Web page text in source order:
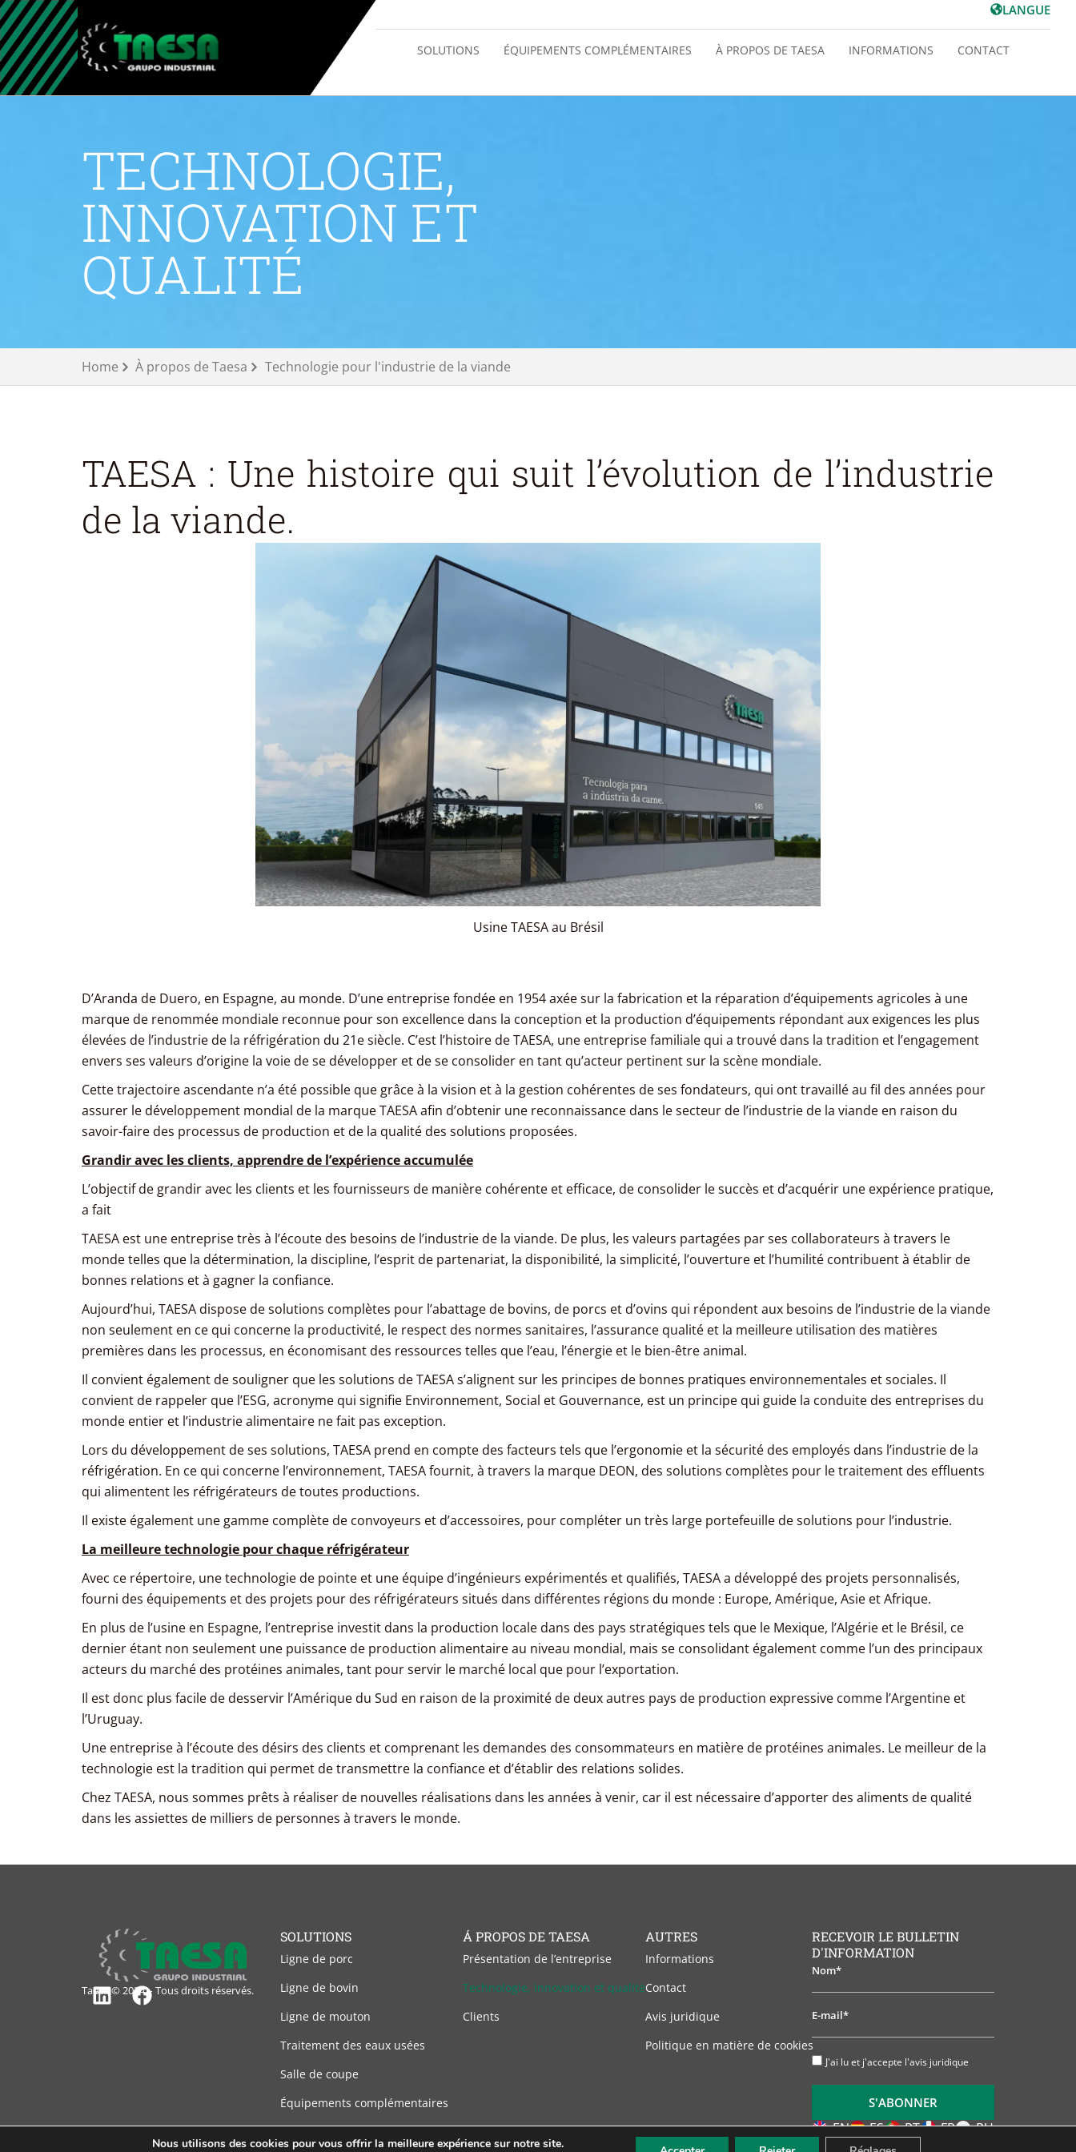
Aller
au
contenu
LANGUE
SOLUTIONS ÉQUIPEMENTS COMPLÉMENTAIRES À PROPOS DE TAESA INFORMATIONS CONTACT
TECHNOLOGIE,
INNOVATION ET
QUALITÉ
Home À propos de Taesa Technologie pour l'industrie de la viande
TAESA : Une histoire qui suit l’évolution de l’industrie
de la viande.
Usine TAESA au Brésil
D’Aranda de Duero, en Espagne, au monde. D’une entreprise fondée en 1954 axée sur la fabrication et la réparation d’équipements agricoles à une
marque de renommée mondiale reconnue pour son excellence dans la conception et la production d’équipements répondant aux exigences les plus
élevées de l’industrie de la réfrigération du 21e siècle. C’est l’histoire de TAESA, une entreprise familiale qui a trouvé dans la tradition et l’engagement
envers ses valeurs d’origine la voie de se développer et de se consolider en tant qu’acteur pertinent sur la scène mondiale.
Cette trajectoire ascendante n’a été possible que grâce à la vision et à la gestion cohérentes de ses fondateurs, qui ont travaillé au fil des années pour
assurer le développement mondial de la marque TAESA afin d’obtenir une reconnaissance dans le secteur de l’industrie de la viande en raison du
savoir-faire des processus de production et de la qualité des solutions proposées.
Grandir avec les clients, apprendre de l’expérience accumulée
L’objectif de grandir avec les clients et les fournisseurs de manière cohérente et efficace, de consolider le succès et d’acquérir une expérience pratique,
a fait
TAESA est une entreprise très à l’écoute des besoins de l’industrie de la viande. De plus, les valeurs partagées par ses collaborateurs à travers le
monde telles que la détermination, la discipline, l’esprit de partenariat, la disponibilité, la simplicité, l’ouverture et l’humilité contribuent à établir de
bonnes relations et à gagner la confiance.
Aujourd’hui, TAESA dispose de solutions complètes pour l’abattage de bovins, de porcs et d’ovins qui répondent aux besoins de l’industrie de la viande
non seulement en ce qui concerne la productivité, le respect des normes sanitaires, l’assurance qualité et la meilleure utilisation des matières
premières dans les processus, en économisant des ressources telles que l’eau, l’énergie et le bien-être animal.
Il convient également de souligner que les solutions de TAESA s’alignent sur les principes de bonnes pratiques environnementales et sociales. Il
convient de rappeler que l’ESG, acronyme qui signifie Environnement, Social et Gouvernance, est un principe qui guide la conduite des entreprises du
monde entier et l’industrie alimentaire ne fait pas exception.
Lors du développement de ses solutions, TAESA prend en compte des facteurs tels que l’ergonomie et la sécurité des employés dans l’industrie de la
réfrigération. En ce qui concerne l’environnement, TAESA fournit, à travers la marque DEON, des solutions complètes pour le traitement des effluents
qui alimentent les réfrigérateurs de toutes productions.
Il existe également une gamme complète de convoyeurs et d’accessoires, pour compléter un très large portefeuille de solutions pour l’industrie.
La meilleure technologie pour chaque réfrigérateur
Avec ce répertoire, une technologie de pointe et une équipe d’ingénieurs expérimentés et qualifiés, TAESA a développé des projets personnalisés,
fourni des équipements et des projets pour des réfrigérateurs situés dans différentes régions du monde : Europe, Amérique, Asie et Afrique.
En plus de l’usine en Espagne, l’entreprise investit dans la production locale dans des pays stratégiques tels que le Mexique, l’Algérie et le Brésil, ce
dernier étant non seulement une puissance de production alimentaire au niveau mondial, mais se consolidant également comme l’un des principaux
acteurs du marché des protéines animales, tant pour servir le marché local que pour l’exportation.
Il est donc plus facile de desservir l’Amérique du Sud en raison de la proximité de deux autres pays de production expressive comme l’Argentine et
l’Uruguay.
Une entreprise à l’écoute des désirs des clients et comprenant les demandes des consommateurs en matière de protéines animales. Le meilleur de la
technologie est la tradition qui permet de transmettre la confiance et d’établir des relations solides.
Chez TAESA, nous sommes prêts à réaliser de nouvelles réalisations dans les années à venir, car il est nécessaire d’apporter des aliments de qualité
dans les assiettes de milliers de personnes à travers le monde.
Taesa © 2024 – Tous droits réservés.
SOLUTIONS
Ligne de porc
Ligne de bovin
Ligne de mouton
Traitement des eaux usées
Salle de coupe
Équipements complémentaires
Á PROPOS DE TAESA
Présentation de l’entreprise
Technologie, innovation et qualité
Clients
AUTRES
Informations
Contact
Avis juridique
Politique en matière de cookies
RECEVOIR LE BULLETIN
D'INFORMATION
Nom*
E-
J'ai
et
l'avis
juridique
J'ai lu et j'accepte l'avis juridique
S'ABONNER
EN ES PT FR RU
Nous utilisons des cookies pour vous offrir la meilleure expérience sur notre site.